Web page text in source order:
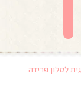
לסלון פרידה